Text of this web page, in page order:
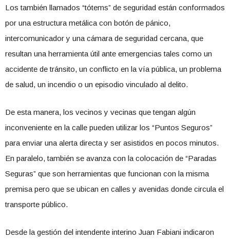
Los también llamados “tótems” de seguridad están conformados
por una estructura metálica con botón de pánico,
intercomunicador y una cámara de seguridad cercana, que
resultan una herramienta útil ante emergencias tales como un
accidente de tránsito, un conflicto en la vía pública, un problema
de salud, un incendio o un episodio vinculado al delito.
De esta manera, los vecinos y vecinas que tengan algún
inconveniente en la calle pueden utilizar los “Puntos Seguros”
para enviar una alerta directa y ser asistidos en pocos minutos.
En paralelo, también se avanza con la colocación de “Paradas
Seguras” que son herramientas que funcionan con la misma
premisa pero que se ubican en calles y avenidas donde circula el
transporte público.
Desde la gestión del intendente interino Juan Fabiani indicaron